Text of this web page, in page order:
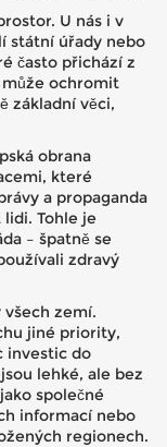
U nás i v
státní úřady nebo
často přichází z
může ochromit
základní věci,
obrana
které
a propaganda
Tohle je
– špatně se
zdravý
všech zemí.
jiné priority,
investic do
lehké, ale bez
společné
informací nebo
regionech.